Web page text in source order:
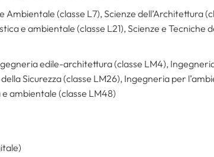
(classe L7), Scienze dell’Architettura
e ambientale (classe L21), Scienze e Tecniche
edile-architettura (classe LM4),
Sicurezza (classe LM26), Ingegneria per
ambientale (classe LM48)